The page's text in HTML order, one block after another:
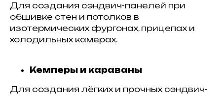
Для создания сэндвич-панелей при
обшивке стен и потолков в
изотермических фургонах, прицепах и
холодильных камерах.
Кемперы и караваны
Для создания лёгких и прочных сэндвич-